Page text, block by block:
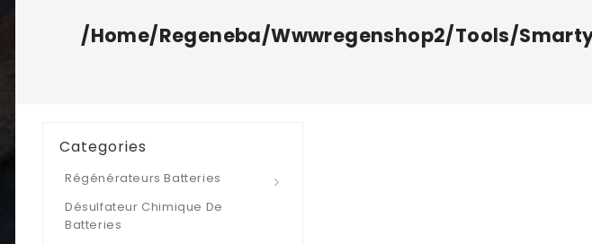
/home/regeneba/wwwregenshop2/tools/
Categories
Régénérateurs Batteries
Désulfateur Chimique De
Batteries